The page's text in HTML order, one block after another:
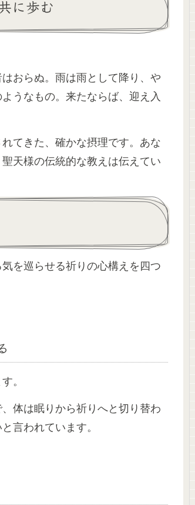
に歩む
おらぬ。雨は雨として降り、や
うなもの。来たならば、迎え入
てきた、確かな摂理です。あな
天様の伝統的な教えは伝えてい
を巡らせる祈りの心構えを四つ
。
体は眠りから祈りへと切り替わ
言われています。